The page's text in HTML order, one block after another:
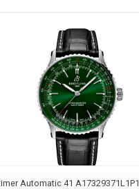
Automatic 41 A17329371L1P1